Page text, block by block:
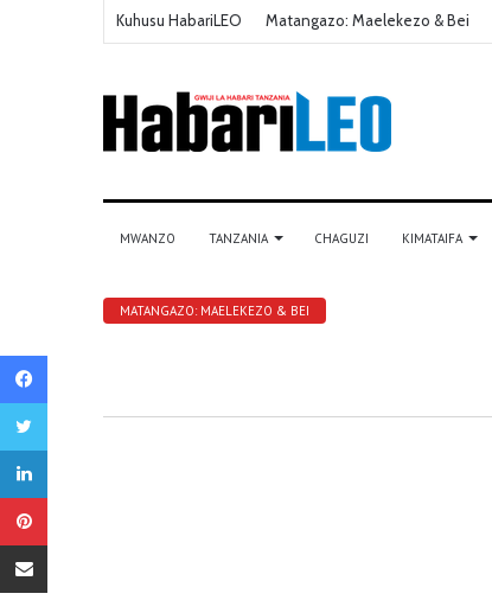
Kuhusu HabariLEO Matangazo: Maelekezo & Bei
MWANZO TANZANIA CHAGUZI KIMATAIFA
MATANGAZO: MAELEKEZO & BEI